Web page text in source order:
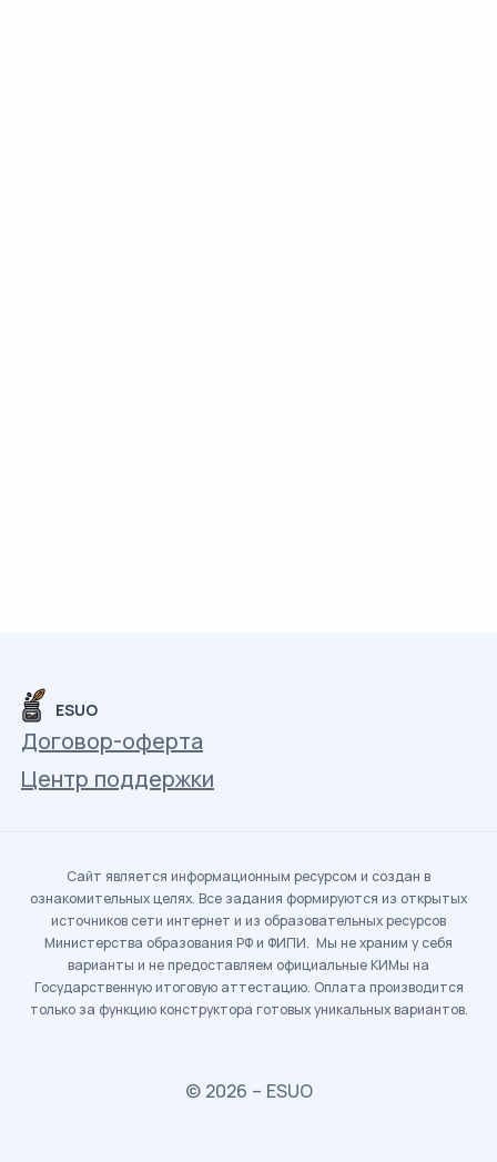
ESUO
Договор-оферта
Центр поддержки
Сайт является информационным ресурсом и создан в
ознакомительных целях. Все задания формируются из открытых
источников сети интернет и из образовательных ресурсов
Министерства образования РФ и ФИПИ. Мы не храним у себя
варианты и не предоставляем официальные КИМы на
Государственную итоговую аттестацию. Оплата производится
только за функцию конструктора готовых уникальных вариантов.
© 2026 – ESUO